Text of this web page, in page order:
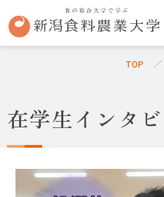
TOP
在学生インタ